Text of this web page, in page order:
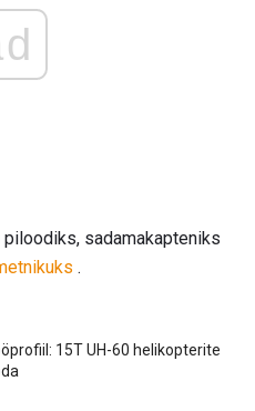
sadamakapteniks
.
15T UH-60 helikopterite